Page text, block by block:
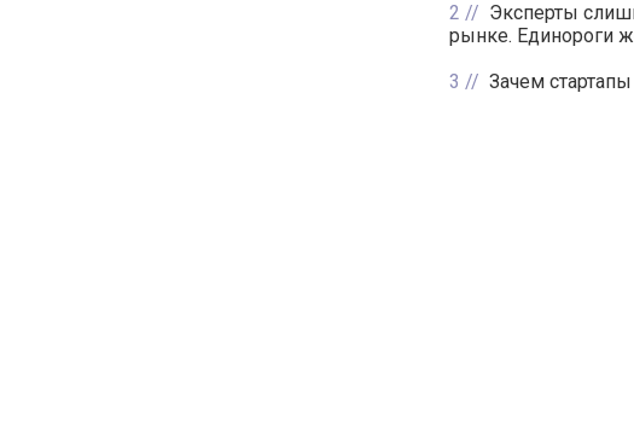
2
Эксперты
рынке. Единороги
3
Зачем